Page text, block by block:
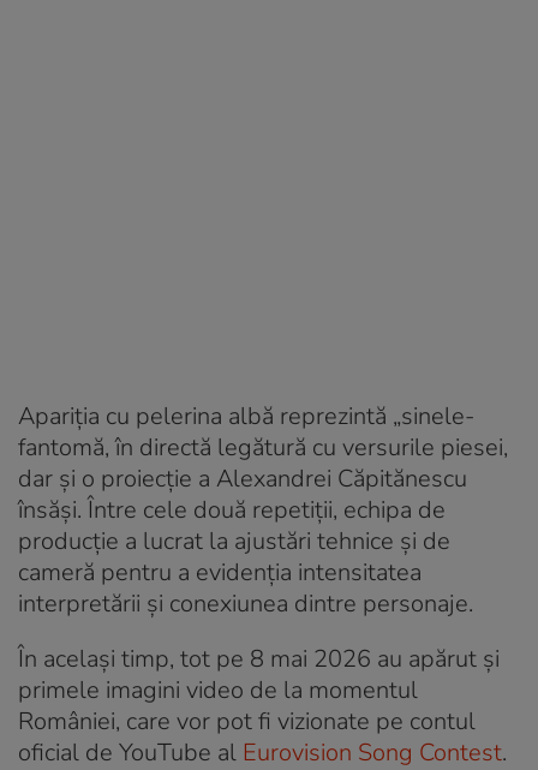
Apariția cu pelerina albă reprezintă „sinele-
fantomă, în directă legătură cu versurile piesei,
dar și o proiecție a Alexandrei Căpitănescu
însăși. Între cele două repetiții, echipa de
producție a lucrat la ajustări tehnice și de
cameră pentru a evidenția intensitatea
interpretării și conexiunea dintre personaje.
În același timp, tot pe 8 mai 2026 au apărut și
primele imagini video de la momentul
României, care vor pot fi vizionate pe contul
oficial de YouTube al Eurovision Song Contest.